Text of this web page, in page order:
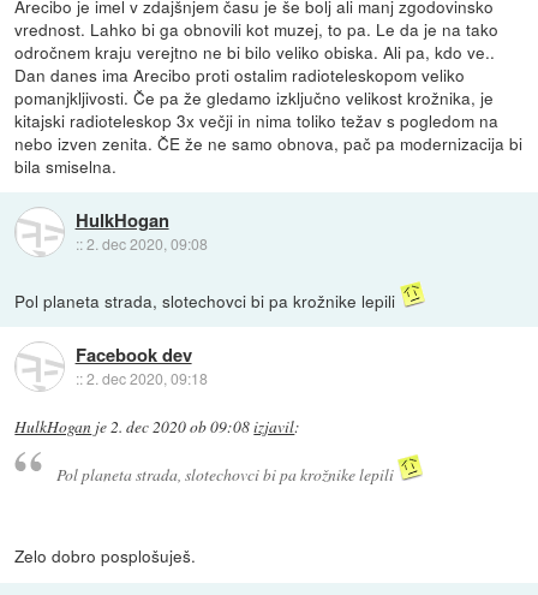
Arecibo je imel v zdajšnjem času je še bolj ali manj zgodovinsko
vrednost. Lahko bi ga obnovili kot muzej, to pa. Le da je na tako
odročnem kraju verejtno ne bi bilo veliko obiska. Ali pa, kdo ve..
Dan danes ima Arecibo proti ostalim radioteleskopom veliko
pomanjkljivosti. Če pa že gledamo izključno velikost krožnika, je
kitajski radioteleskop 3x večji in nima toliko težav s pogledom na
nebo izven zenita. ČE že ne samo obnova, pač pa modernizacija bi
bila smiselna.
HulkHogan
::2. dec 2020, 09:08
Pol planeta strada, slotechovci bi pa krožnike lepili
Facebook dev
::2. dec 2020, 09:18
HulkHogan je2. dec 2020 ob 09:08izjavil:
Pol planeta strada, slotechovci bi pa krožnike lepili
Zelo dobro posplošuješ.